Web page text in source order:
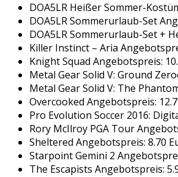
DOA5LR Heißer Sommer-
DOA5LR Sommerurlaub-Set
DOA5LR Sommerurlaub-Set +
Killer Instinct – Aria
Knight Squad Angebotspreis:
Metal Gear Solid V: Ground
Metal Gear Solid V: The
Overcooked Angebotspreis:
Pro Evolution Soccer 2016:
Rory McIlroy PGA Tour
Sheltered Angebotspreis: 8.70
Starpoint Gemini 2
The Escapists Angebotspreis: